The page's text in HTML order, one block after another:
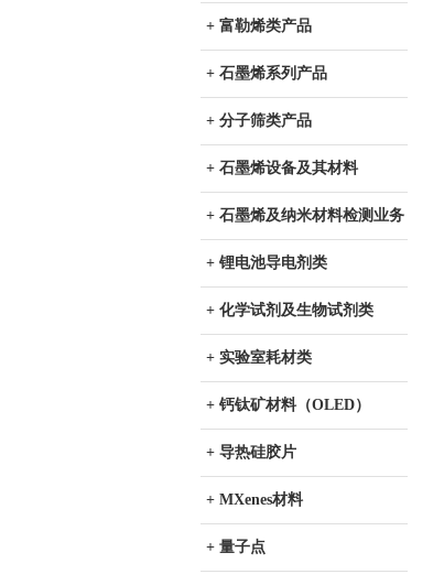
+ 富勒烯类产品
+ 石墨烯系列产品
+ 分子筛类产品
+ 石墨烯设备及其材料
+ 石墨烯及纳米材料检测业务
+ 锂电池导电剂类
+ 化学试剂及生物试剂类
+ 实验室耗材类
+ 钙钛矿材料（OLED）
+ 导热硅胶片
+ MXenes材料
+ 量子点